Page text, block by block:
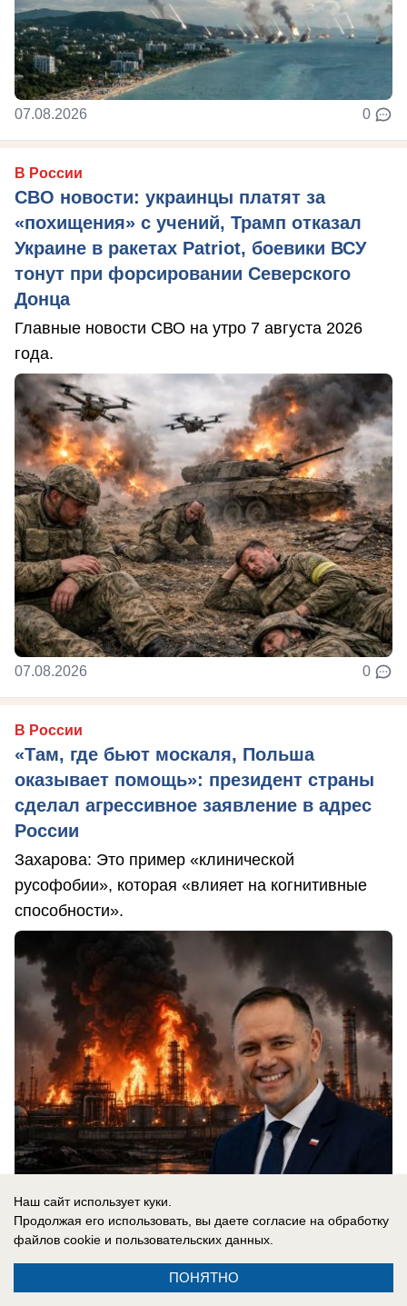
07.08.2026 0
В России
СВО новости: украинцы платят за
«похищения» с учений, Трамп отказал
Украине в ракетах Patriot, боевики ВСУ
тонут при форсировании Северского
Донца
Главные новости СВО на утро 7 августа 2026
года.
07.08.2026 0
В России
«Там, где бьют москаля, Польша
оказывает помощь»: президент страны
сделал агрессивное заявление в адрес
России
Захарова: Это пример «клинической
русофобии», которая «влияет на когнитивные
способности».
07.08.2026 0
Наш сайт использует куки.
Продолжая его использовать, вы даете согласие на обработку
файлов cookie и пользовательских данных.
ПОНЯТНО